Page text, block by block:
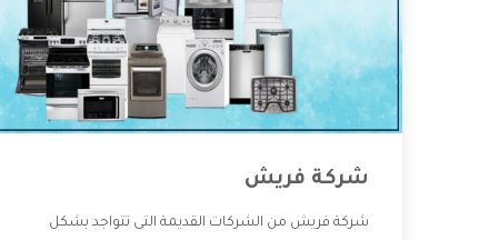
شركة فريش
شركة فريش من الشركات القديمة التى تتواجد بشكل